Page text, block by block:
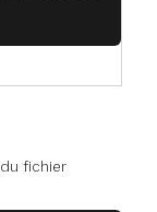
du fichier